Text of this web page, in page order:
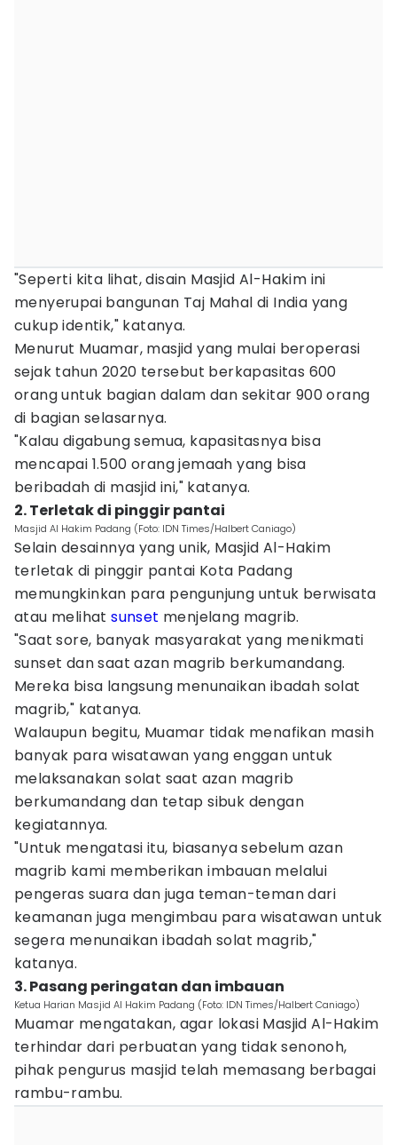
"Seperti kita lihat, disain Masjid Al-Hakim ini
menyerupai bangunan Taj Mahal di India yang
cukup identik," katanya.
Menurut Muamar, masjid yang mulai beroperasi
sejak tahun 2020 tersebut berkapasitas 600
orang untuk bagian dalam dan sekitar 900 orang
di bagian selasarnya.
"Kalau digabung semua, kapasitasnya bisa
mencapai 1.500 orang jemaah yang bisa
beribadah di masjid ini," katanya.
2. Terletak di pinggir pantai
Masjid Al Hakim Padang (Foto: IDN Times/Halbert Caniago)
Selain desainnya yang unik, Masjid Al-Hakim
terletak di pinggir pantai Kota Padang
memungkinkan para pengunjung untuk berwisata
atau melihatsunset menjelang magrib.
"Saat sore, banyak masyarakat yang menikmati
sunset dan saat azan magrib berkumandang.
Mereka bisa langsung menunaikan ibadah solat
magrib," katanya.
Walaupun begitu, Muamar tidak menafikan masih
banyak para wisatawan yang enggan untuk
melaksanakan solat saat azan magrib
berkumandang dan tetap sibuk dengan
kegiatannya.
"Untuk mengatasi itu, biasanya sebelum azan
magrib kami memberikan imbauan melalui
pengeras suara dan juga teman-teman dari
keamanan juga mengimbau para wisatawan untuk
segera menunaikan ibadah solat magrib,"
katanya.
3. Pasang peringatan dan imbauan
Ketua Harian Masjid Al Hakim Padang (Foto: IDN Times/Halbert Caniago)
Muamar mengatakan, agar lokasi Masjid Al-Hakim
terhindar dari perbuatan yang tidak senonoh,
pihak pengurus masjid telah memasang berbagai
rambu-rambu.